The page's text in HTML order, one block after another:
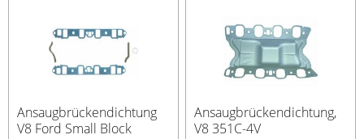
Ansaugbrückendichtung
V8 Ford Small Block
Ansaugbrückendichtung,
V8 351C-4V